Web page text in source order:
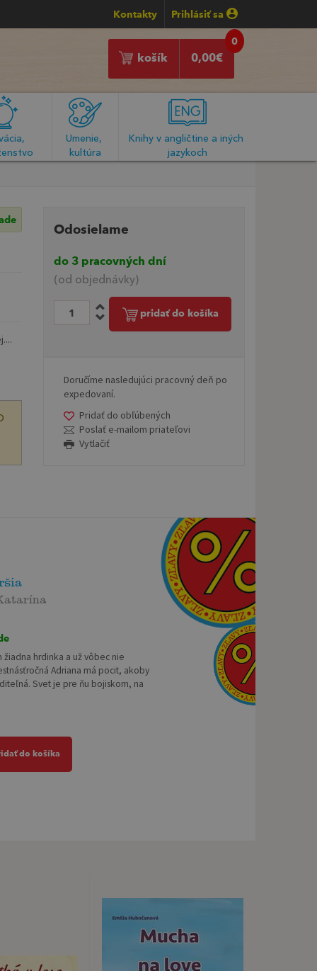
Kontakty Prihlásiť sa
0
0,00€
košík
Umenie,
kultúra
Knihy v angličtine a iných
jazykoch
Odosielame
do 3 pracovných dní
(od objednávky)
pridať do košíka
Doručíme nasledujúci pracovný deň po
expedovaní.
Pridať do obľúbených
Poslať e-mailom priateľovi
Vytlačiť
žiadna hrdinka a už vôbec nie
Adriana má pocit, akoby
Svet je pre ňu bojiskom, na
do košíka